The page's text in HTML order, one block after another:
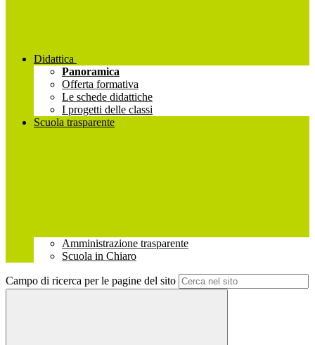
Didattica
Panoramica
Offerta formativa
Le schede didattiche
I progetti delle classi
Scuola trasparente
Amministrazione trasparente
Scuola in Chiaro
Campo di ricerca per le pagine del sito